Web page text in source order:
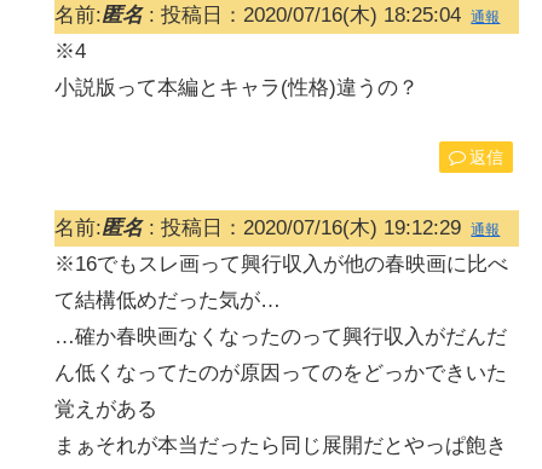
名前:匿名: 投稿日：2020/07/16(木) 18:25:04 通報
※4
小説版って本編とキャラ(性格)違うの？
返信
名前:匿名: 投稿日：2020/07/16(木) 19:12:29 通報
※16でもスレ画って興行収入が他の春映画に比べ
て結構低めだった気が…
…確か春映画なくなったのって興行収入がだんだ
ん低くなってたのが原因ってのをどっかできいた
覚えがある
まぁそれが本当だったら同じ展開だとやっぱ飽き